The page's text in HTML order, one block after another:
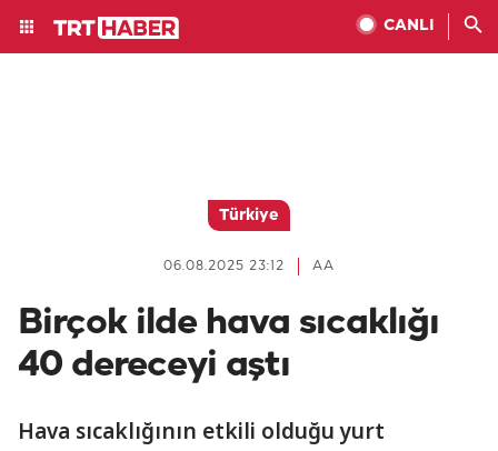
CANLI
Türkiye
AA
06.08.2025 23:12
Birçok ilde hava sıcaklığı
40 dereceyi aştı
Hava sıcaklığının etkili olduğu yurt